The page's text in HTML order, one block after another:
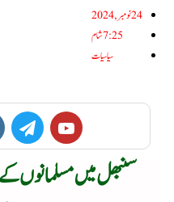
24نومبر, 2024
7:25 شام
سیاسیات
سنبھل میں مسلمانوں